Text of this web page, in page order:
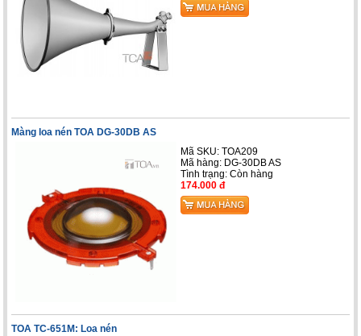
Màng loa nén TOA DG-30DB AS
Mã SKU: TOA209
Mã hàng: DG-30DB AS
Tình trạng: Còn hàng
174.000 đ
TOA TC-651M: Loa nén